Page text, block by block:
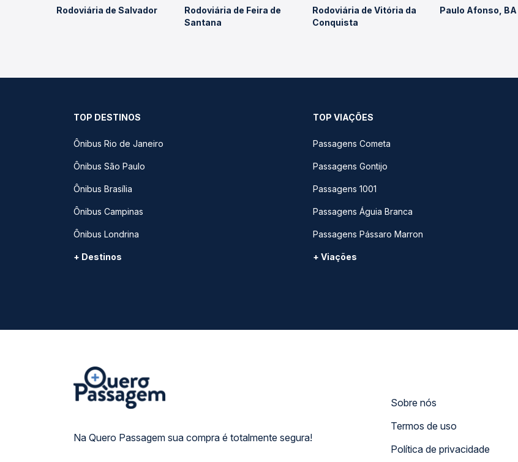
Rodoviária de Salvador
Rodoviária de Feira de
Santana
Rodoviária de Vitória da
Conquista
Paulo Afonso, BA
TOP DESTINOS
Ônibus Rio de Janeiro
Ônibus São Paulo
Ônibus Brasília
Ônibus Campinas
Ônibus Londrina
+ Destinos
TOP VIAÇÕES
Passagens Cometa
Passagens Gontijo
Passagens 1001
Passagens Águia Branca
Passagens Pássaro Marron
+ Viações
Na Quero Passagem sua compra é totalmente segura!
Sobre nós
Termos de uso
Política de privacidade